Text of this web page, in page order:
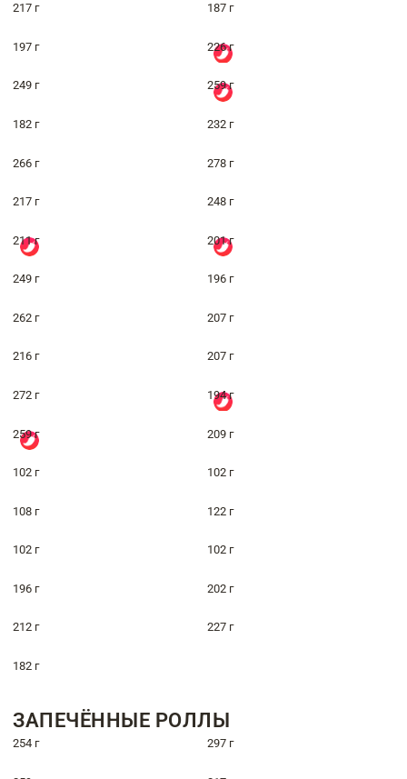
217 г 187 г
197 г 226 г
249 г 259 г
182 г 232 г
266 г 278 г
217 г 248 г
211 г 201 г
249 г 196 г
262 г 207 г
216 г 207 г
272 г 194 г
259 г 209 г
102 г 102 г
108 г 122 г
102 г 102 г
196 г 202 г
212 г 227 г
182 г
ЗАПЕЧЁННЫЕ РОЛЛЫ
254 г 297 г